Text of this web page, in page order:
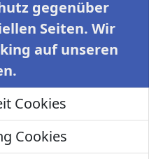
gegenüber
Seiten. Wir
auf unseren
Cookies
Cookies